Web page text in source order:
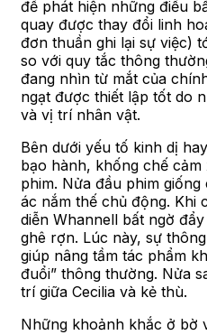
để phát hiện những điều
quay được thay đổi linh
đơn thuần ghi lại sự việc)
so với quy tắc thông
đang nhìn từ mắt của
ngạt được thiết lập tốt do
và vị trí nhân vật.
Bên dưới yếu tố kinh dị
bạo hành, khống chế
phim. Nửa đầu phim
ác nắm thế chủ động. Khi
diễn Whannell bất ngờ
ghê rợn. Lúc này, sự
giúp nâng tầm tác phẩm
đuổi” thông thường. Nửa
trí giữa Cecilia và kẻ thù.
Những khoảnh khắc ở bờ